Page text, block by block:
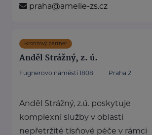
praha@amelie-zs.cz
Bronzový partner
Anděl Strážný, z. ú.
Fügnerovo náměstí 1808 Praha 2
Anděl Strážný, z.ú. poskytuje
komplexní služby v oblasti
nepřetržité tísňové péče v rámci